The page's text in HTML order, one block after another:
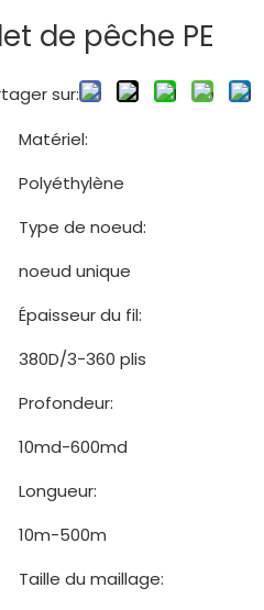
de pêche PE
sur:
Matériel:
Polyéthylène
Type de noeud:
noeud unique
Épaisseur du fil:
380D/3-360 plis
Profondeur:
10md-600md
Longueur:
10m-500m
Taille du maillage: